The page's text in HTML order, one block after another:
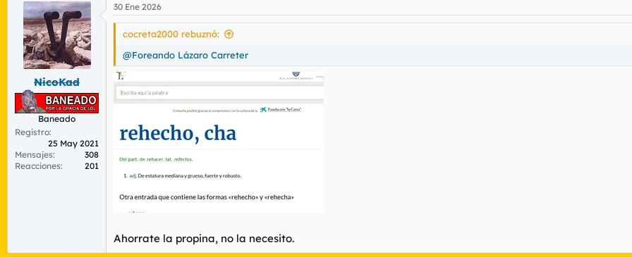
c
c
n
e
s
:
NicoKad
Baneado
Registro
25 May 2021
Mensajes
308
Reacciones
201
30 Ene 2026
cocreta2000 rebuznó:
@Foreando Lázaro Carreter
Ahorrate la propina, no la necesito.